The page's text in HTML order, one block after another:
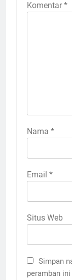
Komentar *
Nama *
Email *
Situs Web
Simpan
peramban